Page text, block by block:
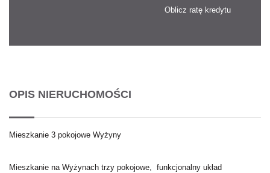
Oblicz ratę kredytu
OPIS NIERUCHOMOŚCI
Mieszkanie 3 pokojowe Wyżyny
Mieszkanie na Wyżynach trzy pokojowe, funkcjonalny układ